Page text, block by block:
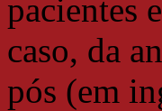
pacientes
caso, da
pós (em